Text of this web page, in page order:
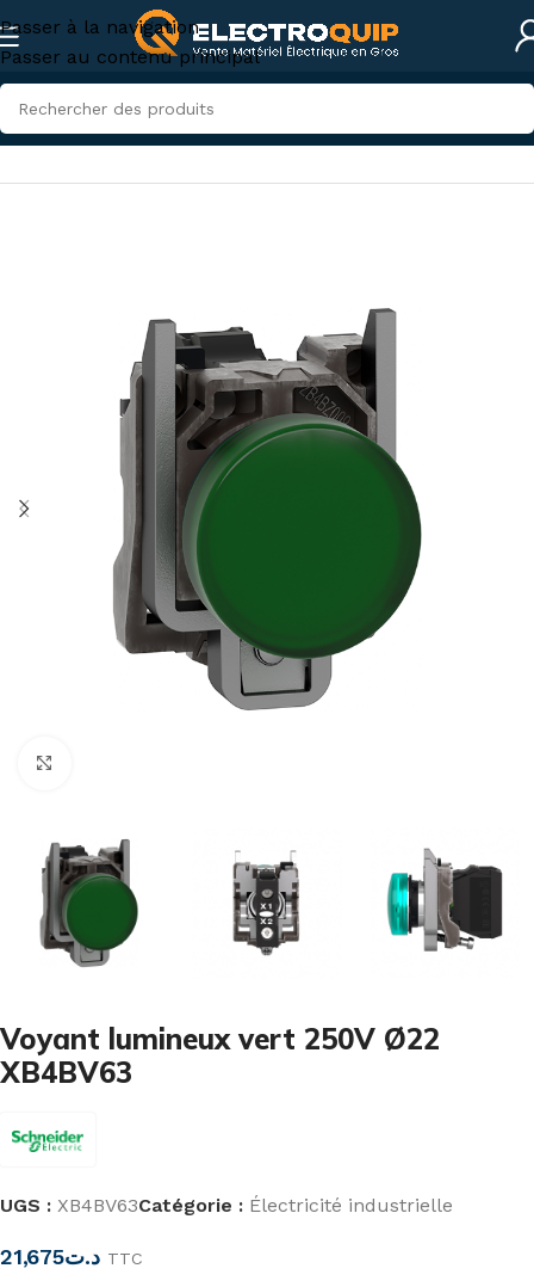
Passer à la navigation
Passer au contenu principal
Accueil/Électricité industrielle
Voyant lumineux vert 250V Ø22
XB4BV63
UGS : XB4BV63Catégorie : Électricité industrielle
د.ت21,675 TTC